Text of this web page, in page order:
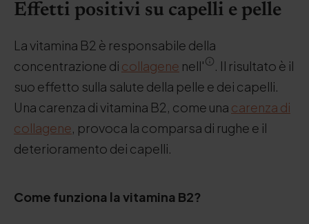
Effetti positivi su capelli e pelle
La vitamina B2 è responsabile della
concentrazione di collagene nell'
. Il risultato è il
suo effetto sulla salute della pelle e dei capelli.
Una carenza di vitamina B2, come una carenza di
collagene, provoca la comparsa di rughe e il
deterioramento dei capelli.
Come funziona la vitamina B2?